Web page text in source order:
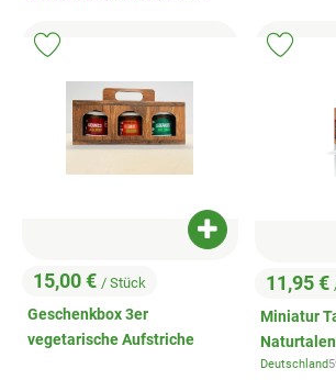
, Preis:
15,00 € / Stück
Geschenkbox 3er
vegetarische Aufstriche
Produkt zum
, Preis:
11,95 €
Miniatur
, Herkunft:
Deutschland,